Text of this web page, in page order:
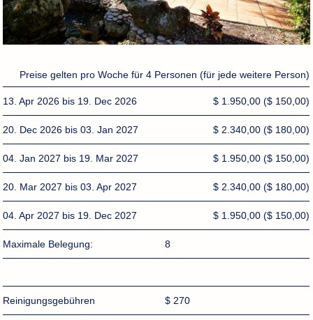
Preise gelten pro Woche für 4 Personen (für jede weitere Person)
13. Apr 2026 bis 19. Dec 2026 $ 1.950,00($ 150,00)
20. Dec 2026 bis 03. Jan 2027 $ 2.340,00($ 180,00)
04. Jan 2027 bis 19. Mar 2027 $ 1.950,00($ 150,00)
20. Mar 2027 bis 03. Apr 2027 $ 2.340,00($ 180,00)
04. Apr 2027 bis 19. Dec 2027 $ 1.950,00($ 150,00)
Maximale Belegung: 8
Reinigungsgebühren $ 270